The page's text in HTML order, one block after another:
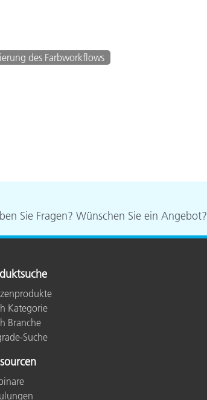
des Farbworkflows
Sie Fragen? Wünschen Sie ein Angebot?
Kategorie
Branche
Suche